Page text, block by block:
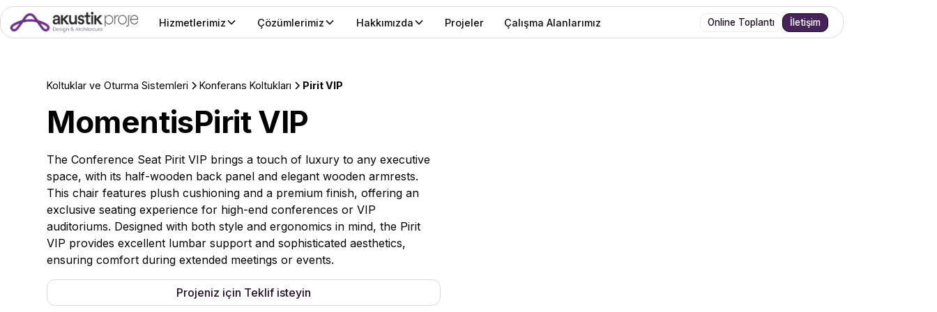
Hizmetlerimiz Çözümlerimiz Hakkımızda Projeler Çalışma Alanlarımız Online Toplantı İletişim
Koltuklar ve Oturma Sistemleri Konferans Koltukları Pirit VIP
MomentisPirit VIP
The Conference Seat Pirit VIP brings a touch of luxury to any executive
space, with its half-wooden back panel and elegant wooden armrests.
This chair features plush cushioning and a premium finish, offering an
exclusive seating experience for high-end conferences or VIP
auditoriums. Designed with both style and ergonomics in mind, the Pirit
VIP provides excellent lumbar support and sophisticated aesthetics,
ensuring comfort during extended meetings or events.
Projeniz için Teklif isteyin